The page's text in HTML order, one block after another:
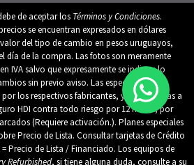
de aceptar los Términos y Condiciones.
se encuentran expresados en dólares
del tipo de cambio en pesos uruguayos,
día de la compra. Las fotos son meramente
IVA salvo que expresamente se indique lo
sin previo aviso. Las especificaciones
los respectivos fabricantes, y están sujetas a
HDI contra todo riesgo por 12 meses, por
(Requiere activación.). Planes especiales
Precio de Lista. Consultar tarjetas de Crédito
Precio de Lista / Financiado. Los equipos de
Refurbished, si tiene alguna duda, consulte a su